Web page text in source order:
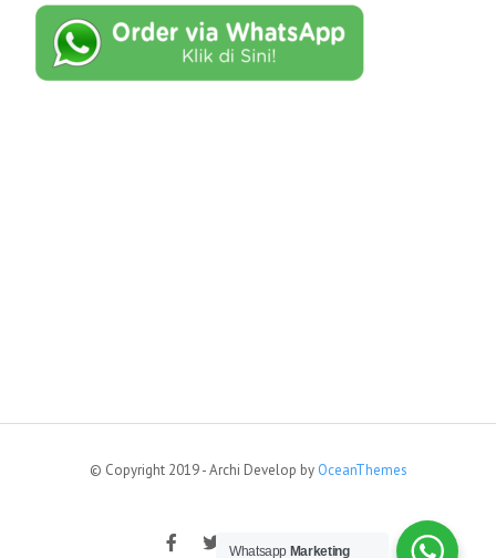
© Copyright 2019 - Archi Develop by OceanThemes
Whatsapp Marketing